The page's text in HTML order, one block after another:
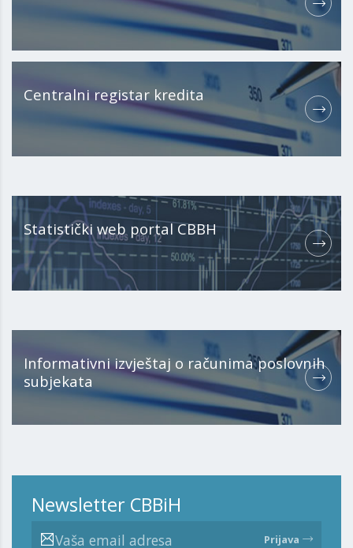
Centralni registar kredita
Statistički web portal CBBH
Informativni izvještaj o računima poslovnih
subjekata
Newsletter CBBiH
Prijava